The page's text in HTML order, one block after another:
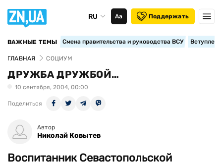
RU Аа Поддержать
ВАЖНЫЕ ТЕМЫ Смена правительства и руководства ВСУ
ГЛАВНАЯ СОЦИУМ
ДРУЖБА ДРУЖБОЙ…
10 сентября, 2004, 00:00
Поделиться
Автор
Николай Ковытев
Воспитанник Севастопольской